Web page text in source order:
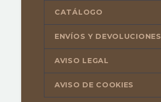
CATÁLOGO
ENVÍOS Y DEVOLUCIONES
AVISO LEGAL
AVISO DE COOKIES